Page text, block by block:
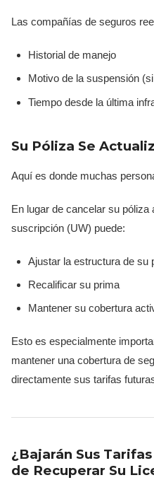
Las compañías de seguros
Historial de manejo
Motivo de la suspensión
Tiempo desde la última
Su Póliza Se
Aquí es donde muchas
En lugar de cancelar su póliza
suscripción (UW) puede:
Ajustar la estructura de su
Recalificar su prima
Mantener su cobertura
Esto es especialmente
mantener una cobertura de
directamente sus tarifas
¿Bajarán Sus
de Recuperar Su